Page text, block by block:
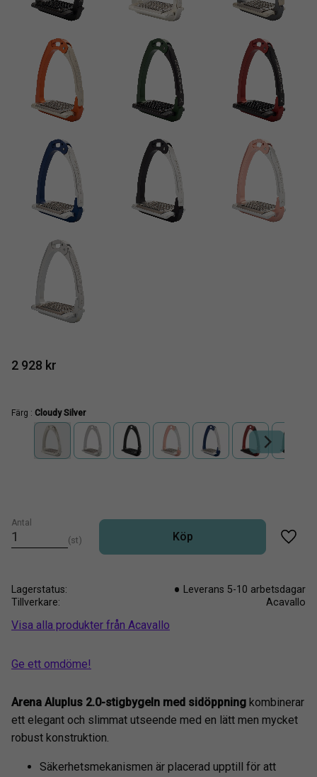
2 928 kr
Färg : Cloudy Silver
Antal
st Köp
Lägg
Lagerstatus
Leverans 5-10 arbetsdagar
Tillverkare
Acavallo
Visa alla produkter från Acavallo
Ge ett omdöme!
Arena Aluplus 2.0-stigbygeln med sidöppning kombinerar
ett elegant och slimmat utseende med en lätt men mycket
robust konstruktion.
Säkerhetsmekanismen är placerad upptill för att